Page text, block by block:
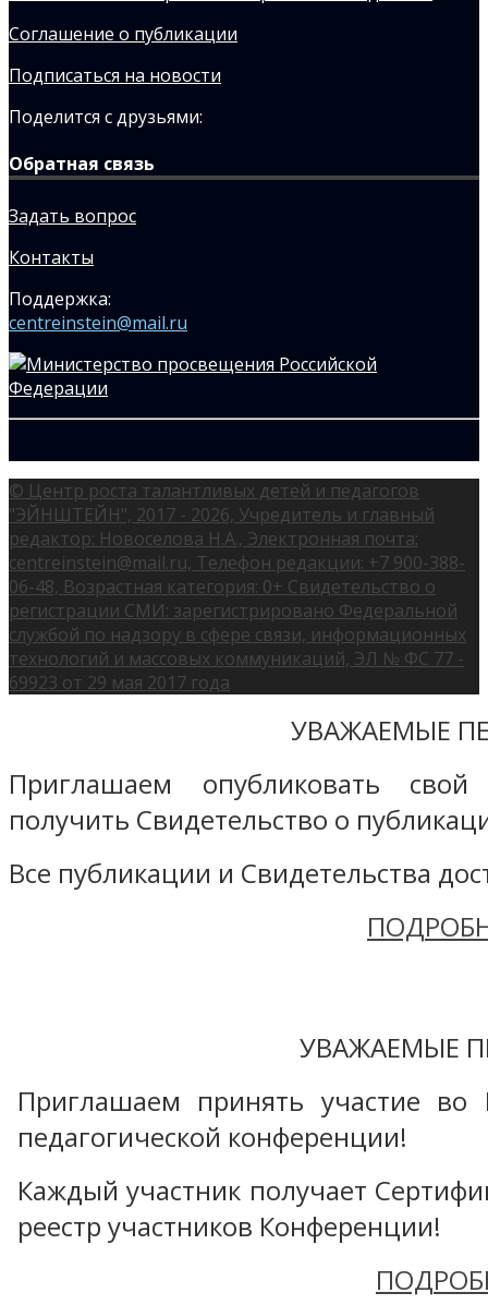
Соглашение о публикации
Подписаться на новости
Поделится с друзьями:
Обратная связь
Задать вопрос
Контакты
Поддержка:
centreinstein@mail.ru
© Центр роста талантливых детей и педагогов
"ЭЙНШТЕЙН", 2017 - 2026, Учредитель и главный
редактор: Новоселова Н.А., Электронная почта:
centreinstein@mail.ru, Телефон редакции: +7 900-388-
06-48, Возрастная категория: 0+ Свидетельство о
регистрации СМИ: зарегистрировано Федеральной
службой по надзору в сфере связи, информационных
технологий и массовых коммуникаций, ЭЛ № ФС 77 -
69923 от 29 мая 2017 года
УВАЖАЕМЫЕ
Приглашаем опубликовать
получить Свидетельство о
Все публикации и Свидетельства
УВАЖАЕМЫЕ
Приглашаем принять участие во
педагогической конференции!
Каждый участник получает
реестр участников Конференции!